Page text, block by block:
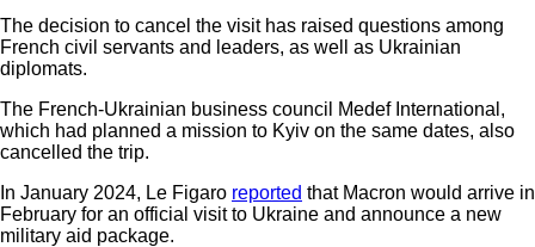
The decision to cancel the visit has raised questions among
French civil servants and leaders, as well as Ukrainian
diplomats.
The French-Ukrainian business council Medef International,
which had planned a mission to Kyiv on the same dates, also
cancelled the trip.
In January 2024, Le Figaro reported that Macron would arrive in
February for an official visit to Ukraine and announce a new
military aid package.